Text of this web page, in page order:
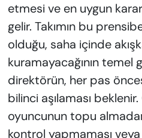
etmesi ve en uygun
gelir. Takımın bu
olduğu, saha içinde
kuramayacağının temel
direktörün, her pas
bilinci aşılaması
oyuncunun topu
kontrol yapmaması